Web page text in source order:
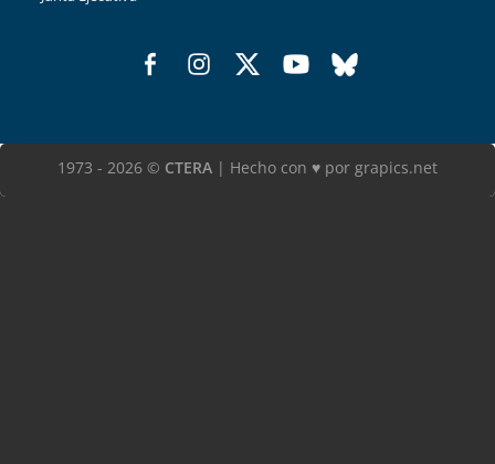
1973 - 2026 © CTERA | Hecho con ♥ por grapics.net